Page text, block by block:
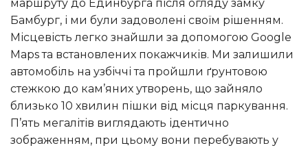
маршруту до Единбурга після огляду замку
Бамбург, і ми були задоволені своїм рішенням.
Місцевість легко знайшли за допомогою Google
Maps та встановлених покажчиків. Ми залишили
автомобіль на узбіччі та пройшли ґрунтовою
стежкою до кам’яних утворень, що зайняло
близько 10 хвилин пішки від місця паркування.
П’ять мегалітів виглядають ідентично
зображенням, при цьому вони перебувають у